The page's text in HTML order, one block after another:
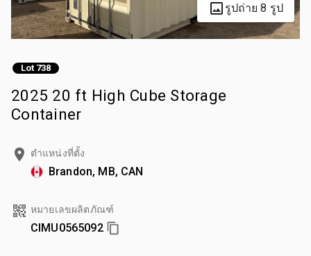
รูปถ่าย 8 รูป
Lot 738
2025 20 ft High Cube Storage
Container
ตำแหน่งที่ตั้ง
Brandon, MB, CAN
หมายเลขผลิตภัณฑ์
CIMU0565092